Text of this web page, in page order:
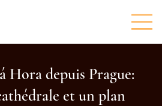
Hora depuis Prague:
et un plan